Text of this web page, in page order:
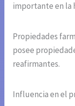
importante en la
Propiedades
posee
reafirmantes.
Influencia en el